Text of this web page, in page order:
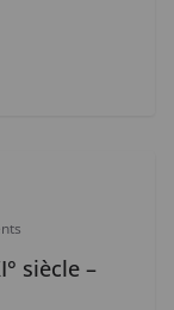
siècle –